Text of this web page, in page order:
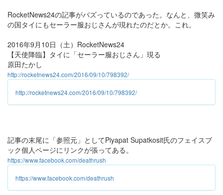
RocketNews24の記事がバズっているのであった。なんと、微笑み
の国タイにもセーラー服おじさんが現れたのだとか。これ。
2016年9月10日（土）RocketNews24
【天使降臨】タイに「セーラー服おじさん」現る
原田たかし
http://rocketnews24.com/2016/09/10/798392/
http://rocketnews24.com/2016/09/10/798392/
記事の末尾に「参照元」としてPiyapat Supatkosit氏のフェイスブ
ック個人ページにリンクが張ってある。
https://www.facebook.com/deathrush
https://www.facebook.com/deathrush